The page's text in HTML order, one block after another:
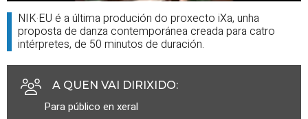
NIK·EU é a última produción do proxecto iXa, unha
proposta de danza contemporánea creada para catro
intérpretes, de 50 minutos de duración.
A QUEN VAI DIRIXIDO:
Para público en xeral